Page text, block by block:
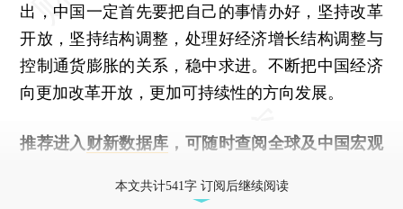
出，中国一定首先要把自己的事情办好，坚持改革
开放，坚持结构调整，处理好经济增长结构调整与
控制通货膨胀的关系，稳中求进。不断把中国经济
向更加改革开放，更加可持续性的方向发展。
推荐进入 财新数据库 ，可随时查阅全球及中国宏观
本文共计541字 订阅后继续阅读